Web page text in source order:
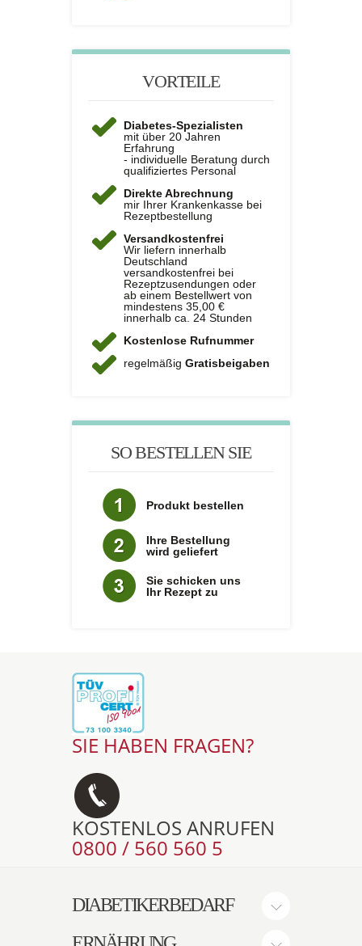
VORTEILE
Diabetes-Spezialisten
mit über 20 Jahren
Erfahrung
- individuelle Beratung durch
qualifiziertes Personal
Direkte Abrechnung
mir Ihrer Krankenkasse bei
Rezeptbestellung
Versandkostenfrei
Wir liefern innerhalb
Deutschland
versandkostenfrei bei
Rezeptzusendungen oder
ab einem Bestellwert von
mindestens 35,00 €
innerhalb ca. 24 Stunden
Kostenlose Rufnummer
regelmäßig Gratisbeigaben
SO BESTELLEN SIE
Produkt bestellen
Ihre Bestellung
wird geliefert
Sie schicken uns
Ihr Rezept zu
SIE HABEN FRAGEN?
KOSTENLOS ANRUFEN
0800 / 560 560 5
DIABETIKERBEDARF